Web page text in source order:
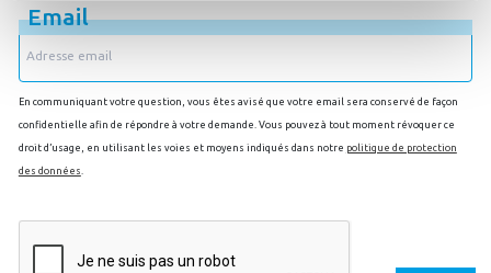
Email
En communiquant votre question, vous êtes avisé que votre email sera conservé de façon
confidentielle afin de répondre à votre demande. Vous pouvez à tout moment révoquer ce
droit d’usage, en utilisant les voies et moyens indiqués dans notre politique de protection
des données.